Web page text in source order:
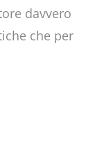
davvero
che per
by